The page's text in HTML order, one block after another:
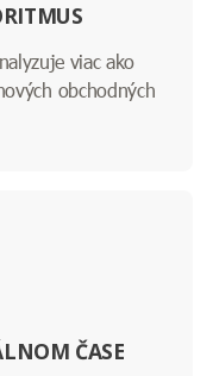
viac ako
obchodných
ČASE